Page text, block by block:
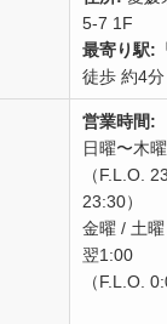
5-7 1F
最寄り駅:
徒歩 約4分
営業時間:
日曜〜木
（F.L.O.
23:30）
金曜 / 土
翌1:00
（F.L.O.